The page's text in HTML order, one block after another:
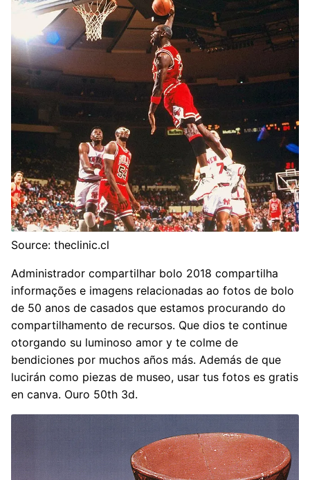
Source: theclinic.cl
Administrador compartilhar bolo 2018 compartilha
informações e imagens relacionadas ao fotos de bolo
de 50 anos de casados que estamos procurando do
compartilhamento de recursos. Que dios te continue
otorgando su luminoso amor y te colme de
bendiciones por muchos años más. Además de que
lucirán como piezas de museo, usar tus fotos es gratis
en canva. Ouro 50th 3d.